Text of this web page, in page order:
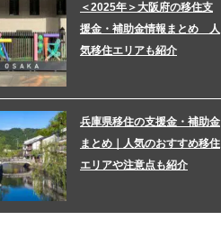
＜2025年＞大阪府の移住支
援金・補助金情報まとめ 人
気移住エリアも紹介
兵庫県移住の支援金・補助金
まとめ｜人気のおすすめ移住
エリアや注意点も紹介